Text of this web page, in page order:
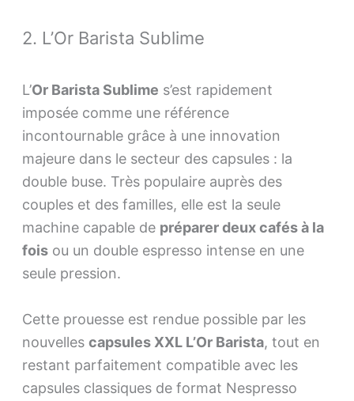
2. L’Or Barista Sublime
L’Or Barista Sublime s’est rapidement
imposée comme une référence
incontournable grâce à une innovation
majeure dans le secteur des capsules : la
double buse. Très populaire auprès des
couples et des familles, elle est la seule
machine capable de préparer deux cafés à la
foisou un double espresso intense en une
seule pression.
Cette prouesse est rendue possible par les
nouvelles capsules XXL L’Or Barista, tout en
restant parfaitement compatible avec les
capsules classiques de format Nespresso